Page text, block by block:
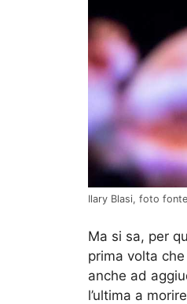
Ilary Blasi, foto
Ma si sa, per
prima volta
anche ad
l’ultima a